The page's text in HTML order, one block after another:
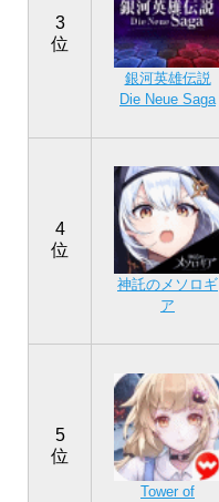
3
位
銀河英雄伝説
Die Neue Saga
4
位
神託のメソロギ
ア
5
位
Tower of